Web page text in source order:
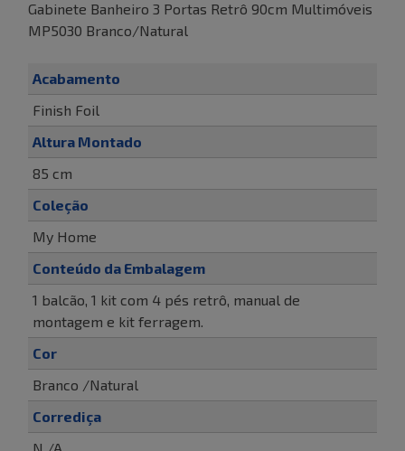
Gabinete Banheiro 3 Portas Retrô 90cm Multimóveis
MP5030 Branco/Natural
Acabamento
Finish Foil
Altura Montado
85 cm
Coleção
My Home
Conteúdo da Embalagem
1 balcão, 1 kit com 4 pés retrô, manual de
montagem e kit ferragem.
Cor
Branco /Natural
Corrediça